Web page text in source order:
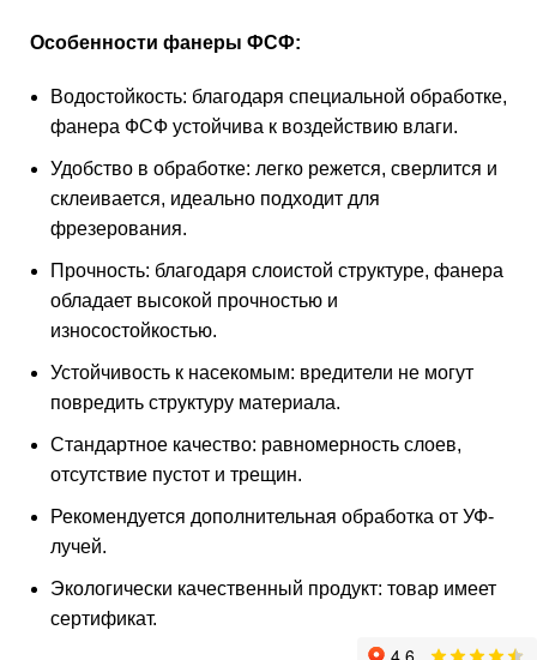
Особенности фанеры ФСФ:
Водостойкость: благодаря специальной обработке,
фанера ФСФ устойчива к воздействию влаги.
Удобство в обработке: легко режется, сверлится и
склеивается, идеально подходит для
фрезерования.
Прочность: благодаря слоистой структуре, фанера
обладает высокой прочностью и
износостойкостью.
Устойчивость к насекомым: вредители не могут
повредить структуру материала.
Стандартное качество: равномерность слоев,
отсутствие пустот и трещин.
Рекомендуется дополнительная обработка от УФ-
лучей.
Экологически качественный продукт: товар имеет
сертификат.